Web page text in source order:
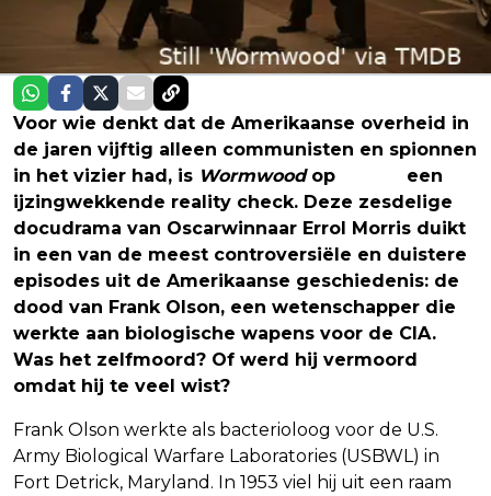
Voor wie denkt dat de Amerikaanse overheid in
de jaren vijftig alleen communisten en spionnen
in het vizier had, is Wormwoodop
een
ijzingwekkende reality check. Deze zesdelige
docudrama van Oscarwinnaar Errol Morris duikt
in een van de meest controversiële en duistere
episodes uit de Amerikaanse geschiedenis: de
dood van Frank Olson, een wetenschapper die
werkte aan biologische wapens voor de CIA.
Was het zelfmoord? Of werd hij vermoord
omdat hij te veel wist?
Frank Olson werkte als bacterioloog voor de U.S.
Army Biological Warfare Laboratories (USBWL) in
Fort Detrick, Maryland. In 1953 viel hij uit een raam